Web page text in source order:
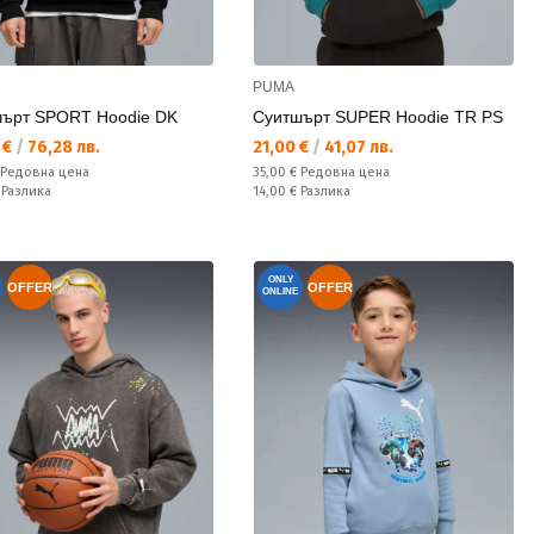
SPORT Hoodie DK
цена:
/ 76,28 лв.
цена:
Редовна цена
Разлика
PUMA
Суитшърт SUPER Hoodie TR PS
Текуща цена:
21,00 € / 41,07 лв.
Редовна цена:
35,00 € Редовна цена
Спестявате:
14,00 € Разлика
OFFER
ONLY
ONLINE
OFFER